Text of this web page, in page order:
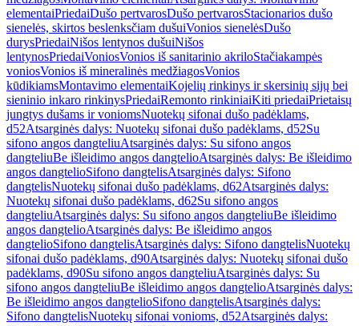
elementaiPriedaiDušo pertvarosDušo pertvarosStacionarios dušo
sienelės, skirtos beslenksčiam dušuiVonios sienelėsDušo
durysPriedaiNišos lentynos dušuiNišos
lentynosPriedaiVoniosVonios iš sanitarinio akriloStačiakampės
voniosVonios iš mineralinės medžiagosVonios
kūdikiamsMontavimo elementaiKojelių rinkinys ir skersinių sijų bei
sieninio inkaro rinkinysPriedaiRemonto rinkiniaiKiti priedaiPrietaisų
jungtys dušams ir voniomsNuotekų sifonai dušo padėklams,
d52Atsarginės dalys: Nuotekų sifonai dušo padėklams, d52Su
sifono angos dangteliuAtsarginės dalys: Su sifono angos
dangteliuBe išleidimo angos dangtelioAtsarginės dalys: Be išleidimo
angos dangtelioSifono dangtelisAtsarginės dalys: Sifono
dangtelisNuotekų sifonai dušo padėklams, d62Atsarginės dalys:
Nuotekų sifonai dušo padėklams, d62Su sifono angos
dangteliuAtsarginės dalys: Su sifono angos dangteliuBe išleidimo
angos dangtelioAtsarginės dalys: Be išleidimo angos
dangtelioSifono dangtelisAtsarginės dalys: Sifono dangtelisNuotekų
sifonai dušo padėklams, d90Atsarginės dalys: Nuotekų sifonai dušo
padėklams, d90Su sifono angos dangteliuAtsarginės dalys: Su
sifono angos dangteliuBe išleidimo angos dangtelioAtsarginės dalys:
Be išleidimo angos dangtelioSifono dangtelisAtsarginės dalys:
Sifono dangtelisNuotekų sifonai vonioms, d52Atsarginės dalys: